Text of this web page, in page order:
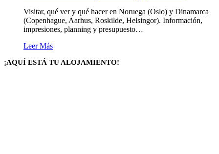
Visitar, qué ver y qué hacer en Noruega (Oslo) y Dinamarca
(Copenhague, Aarhus, Roskilde, Helsingor). Información,
impresiones, planning y presupuesto…
Leer Más
¡AQUÍ ESTÁ TU ALOJAMIENTO!